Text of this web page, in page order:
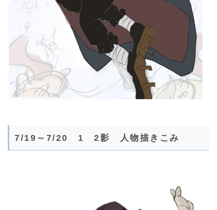
7/19～7/20 1 2影 人物描きこみ